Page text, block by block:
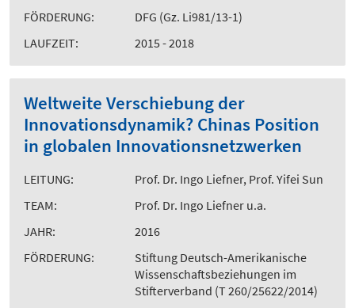
FÖRDERUNG:
DFG (Gz. Li981/13-1)
LAUFZEIT:
2015 - 2018
Weltweite Verschiebung der
Innovationsdynamik? Chinas Position
in globalen Innovationsnetzwerken
LEITUNG:
Prof. Dr. Ingo Liefner, Prof. Yifei Sun
TEAM:
Prof. Dr. Ingo Liefner u.a.
JAHR:
2016
FÖRDERUNG:
Stiftung Deutsch-Amerikanische
Wissenschaftsbeziehungen im
Stifterverband (T 260/25622/2014)